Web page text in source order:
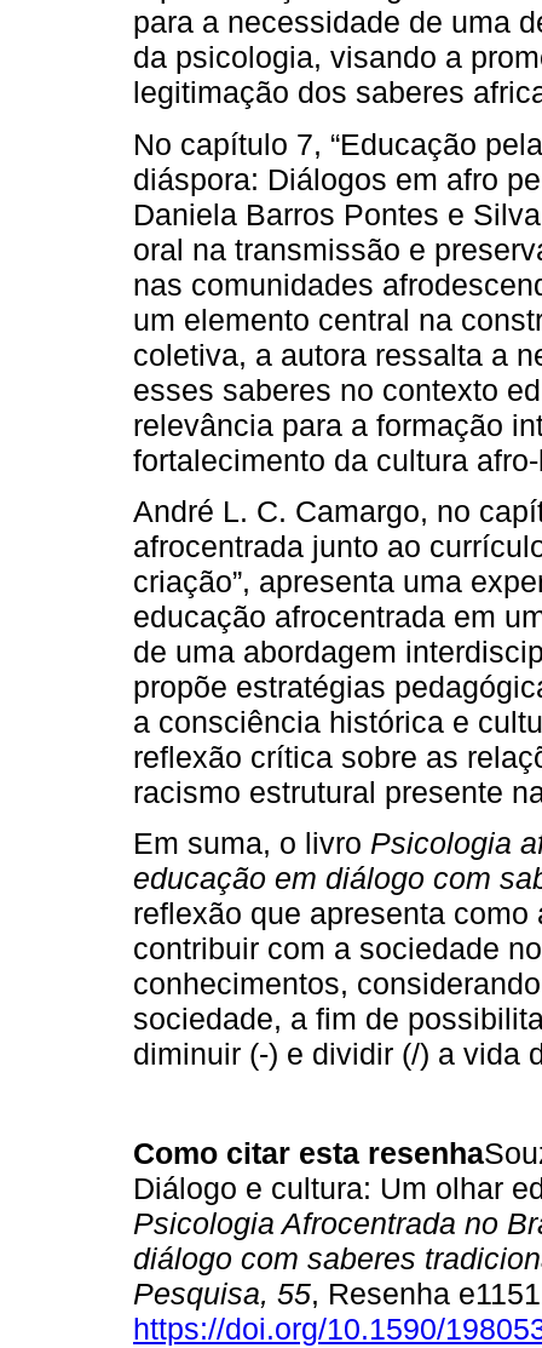
para a necessidade de uma
da psicologia, visando a
legitimação dos saberes
No capítulo 7, “Educação
diáspora: Diálogos em afro
Daniela Barros Pontes e
oral na transmissão e
nas comunidades
um elemento central na
coletiva, a autora ressalta a
esses saberes no contexto
relevância para a formação
fortalecimento da cultura
André L. C. Camargo, no
afrocentrada junto ao
criação”, apresenta uma
educação afrocentrada em
de uma abordagem
propõe estratégias
a consciência histórica e
reflexão crítica sobre as
racismo estrutural presente
Em suma, o livro Psicologia
educação em diálogo com
reflexão que apresenta
contribuir com a sociedade
conhecimentos,
sociedade, a fim de
diminuir (-) e dividir (/) a vida
Como citar esta resenha
Diálogo e cultura: Um olhar
Psicologia Afrocentrada no
diálogo com saberes
Pesquisa, 55, Resenha
https://doi.org/10.1590/